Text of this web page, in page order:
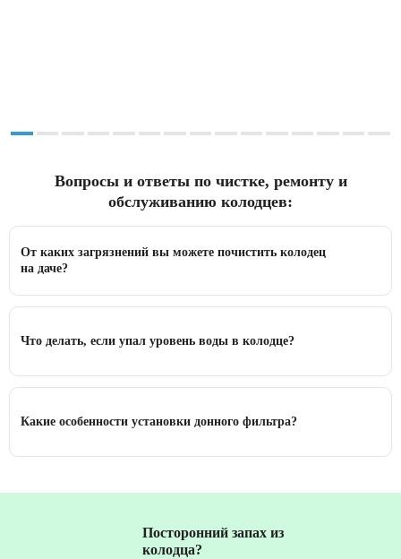
Вопросы и ответы по чистке, ремонту и
обслуживанию колодцев:
От каких загрязнений вы можете почистить колодец
на даче?
Что делать, если упал уровень воды в колодце?
Какие особенности установки донного фильтра?
Посторонний запах из
колодца?